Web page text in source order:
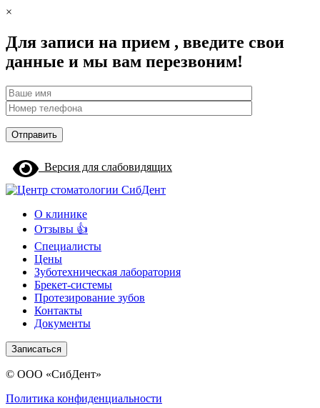
×
Для записи на прием , введите свои
данные и мы вам перезвоним!
Версия для слабовидящих
О клинике
Отзывы 👍
Специалисты
Цены
Зуботехническая лаборатория
Брекет-системы
Протезирование зубов
Контакты
Документы
Записаться
© ООО «СибДент»
Политика конфиденциальности